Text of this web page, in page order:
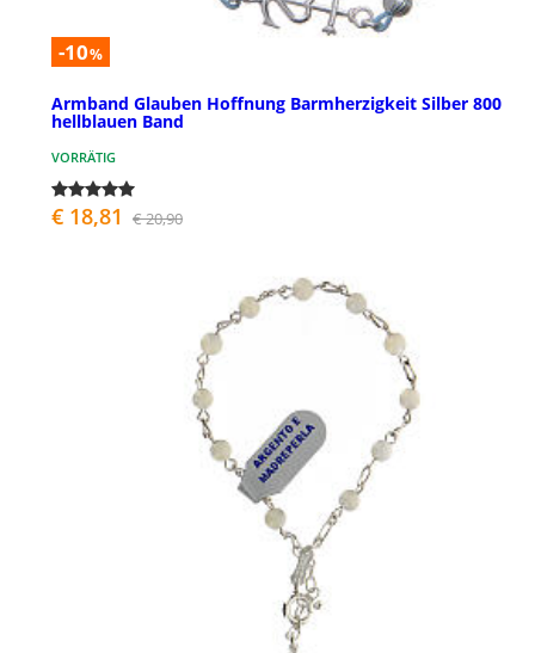
-10%
Armband Glauben Hoffnung Barmherzigkeit Silber 800
hellblauen Band
VORRÄTIG
€ 18,81 € 20,90